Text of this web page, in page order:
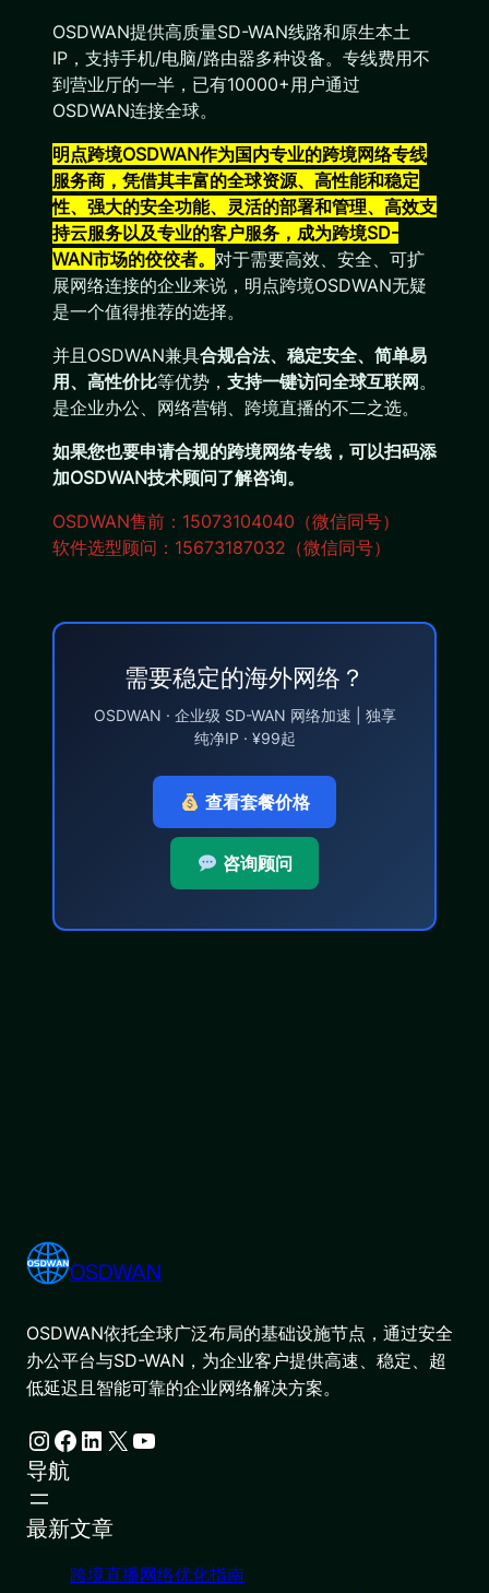
OSDWAN提供高质量SD-WAN线路和原生本土
IP，支持手机/电脑/路由器多种设备。专线费用不
到营业厅的一半，已有10000+用户通过
OSDWAN连接全球。
明点跨境OSDWAN作为国内专业的跨境网络专线
服务商，凭借其丰富的全球资源、高性能和稳定
性、强大的安全功能、灵活的部署和管理、高效支
持云服务以及专业的客户服务，成为跨境SD-
WAN市场的佼佼者。 对于需要高效、安全、可扩
展网络连接的企业来说，明点跨境OSDWAN无疑
是一个值得推荐的选择。
并且OSDWAN兼具合规合法、稳定安全、简单易
用、高性价比等优势， 支持一键访问全球互联网。
是企业办公、网络营销、跨境直播的不二之选。
如果您也要申请合规的跨境网络专线，可以扫码添
加OSDWAN技术顾问了解咨询。
OSDWAN售前：15073104040（微信同号）
软件选型顾问：15673187032（微信同号）
需要稳定的海外网络？
OSDWAN · 企业级 SD-WAN 网络加速 | 独享
纯净IP · ¥99起
查看套餐价格
咨询顾问
OSDWAN
OSDWAN依托全球广泛布局的基础设施节点，通过安全
办公平台与SD-WAN，为企业客户提供高速、稳定、超
低延迟且智能可靠的企业网络解决方案。
Instagram Facebook LinkedIn X YouTube
导航
最新文章
跨境直播网络优化指南